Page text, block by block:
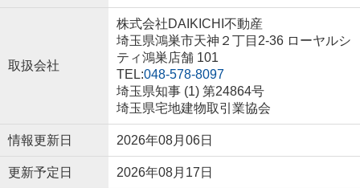
取扱会社
株式会社DAIKICHI不動産
埼玉県鴻巣市天神２丁目2-36 ローヤルシ
ティ鴻巣店舗 101
TEL:048-578-8097
埼玉県知事 (1) 第24864号
埼玉県宅地建物取引業協会
情報更新日 2026年08月06日
更新予定日 2026年08月17日